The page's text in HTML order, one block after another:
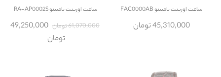
ساعتاورینت بامبینو FAC0000AB
45,310,000 تومان
ساعتاورینت بامبینو RA-AP0002S
61,070,000 تومان
49,250,000
تومان